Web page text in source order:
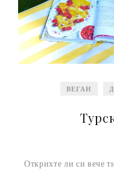
ВЕГАН
Открихте ли си вече